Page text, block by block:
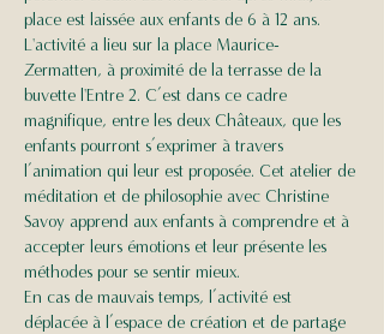
place est laissée aux enfants de 6 à 12 ans.
L'activité a lieu sur la place Maurice-
Zermatten, à proximité de la terrasse de la
buvette l'Entre 2. C’est dans ce cadre
magnifique, entre les deux Châteaux, que les
enfants pourront s’exprimer à travers
l’animation qui leur est proposée. Cet atelier de
méditation et de philosophie avec Christine
Savoy apprend aux enfants à comprendre et à
accepter leurs émotions et leur présente les
méthodes pour se sentir mieux.
En cas de mauvais temps, l’activité est
déplacée à l’espace de création et de partage